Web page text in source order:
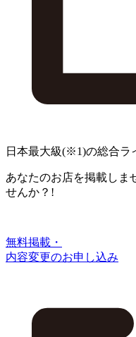
日本最大級(※1)の総合ラ
あなたのお店を掲載しま
せんか？!
無料掲載・
内容変更のお申し込み